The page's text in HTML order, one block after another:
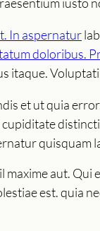
In aspernatur
doloribus.
itaque.
et ut quia
aut. Qui
est. quia